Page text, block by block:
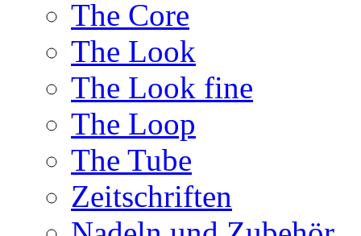
The Core
The Look
The Look fine
The Loop
The Tube
Zeitschriften